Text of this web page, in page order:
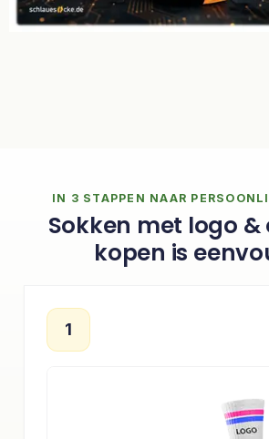
IN 3 STAPPEN NAAR
Sokken met logo
kopen is
1